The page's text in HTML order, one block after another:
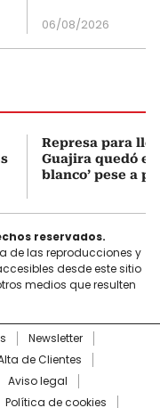
06/08/2026
Represa para
Guajira quedó en
blanco’ pese a
reservados.
de las reproducciones y
desde este sitio
medios que resulten
Newsletter
de Clientes
Aviso legal
Política de cookies